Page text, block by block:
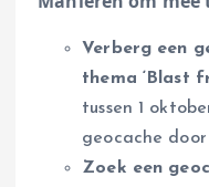
Verberg een
thema ‘Blast
tussen 1
geocache
Zoek een